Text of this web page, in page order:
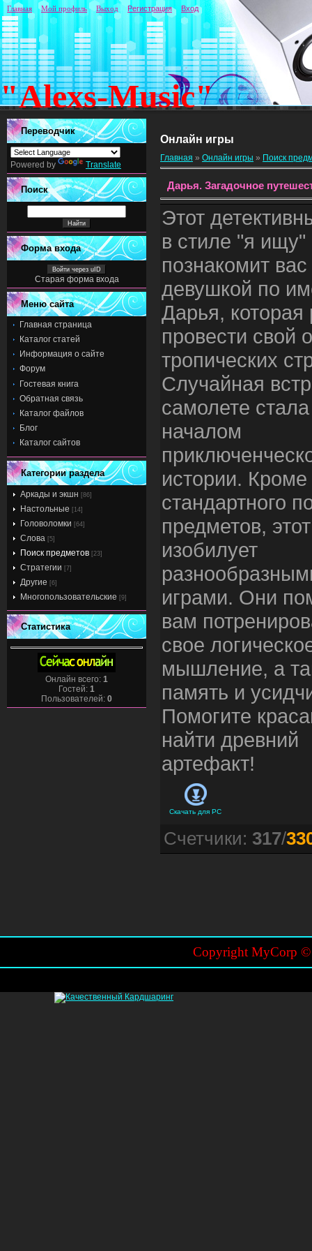
"Alexs-Music"
Главная Мой профиль Выход Регистрация Вход
Переводчик
Powered by Translate
Поиск
Форма входа
Войти через uID
Старая форма входа
Меню сайта
Главная страница
Каталог статей
Информация о сайте
Форум
Гостевая книга
Обратная связь
Каталог файлов
Блог
Каталог сайтов
Категории раздела
Аркады и экшн [86]
Настольные [14]
Головоломки [64]
Слова [5]
Поиск предметов [23]
Стратегии [7]
Другие [6]
Многопользовательские [9]
Статистика
Онлайн всего: 1
Гостей: 1
Пользователей: 0
Онлайн игры
Главная » Онлайн игры » Поиск
Дарья. Загадочное
Этот
в стиле "я ищу"
познакомит вас
девушкой по
Дарья,
провести свой
тропических
Случайная
самолете стала
началом
истории. Кроме
стандартного
предметов,
изобилует
играми. Они
вам
свое
мышление, а
память и
Помогите
найти древний
артефакт!
Скачать для PC
Счетчики: 317/
Copyright MyCorp